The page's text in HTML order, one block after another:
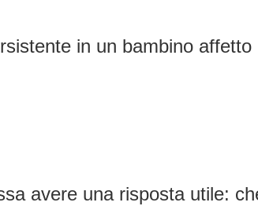
in un bambino affetto
avere una risposta utile: